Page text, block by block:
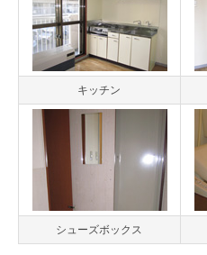
キッチン
シューズボックス